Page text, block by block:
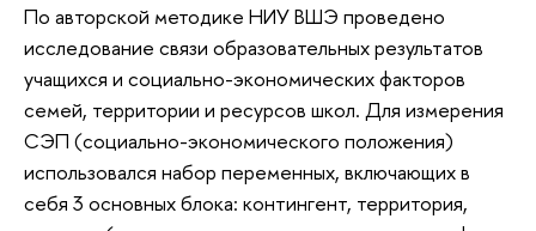
По авторской методике НИУ ВШЭ проведено
исследование связи образовательных результатов
учащихся и социально-экономических факторов
семей, территории и ресурсов школ. Для измерения
СЭП (социально-экономического положения)
использовался набор переменных, включающих в
себя 3 основных блока: контингент, территория,